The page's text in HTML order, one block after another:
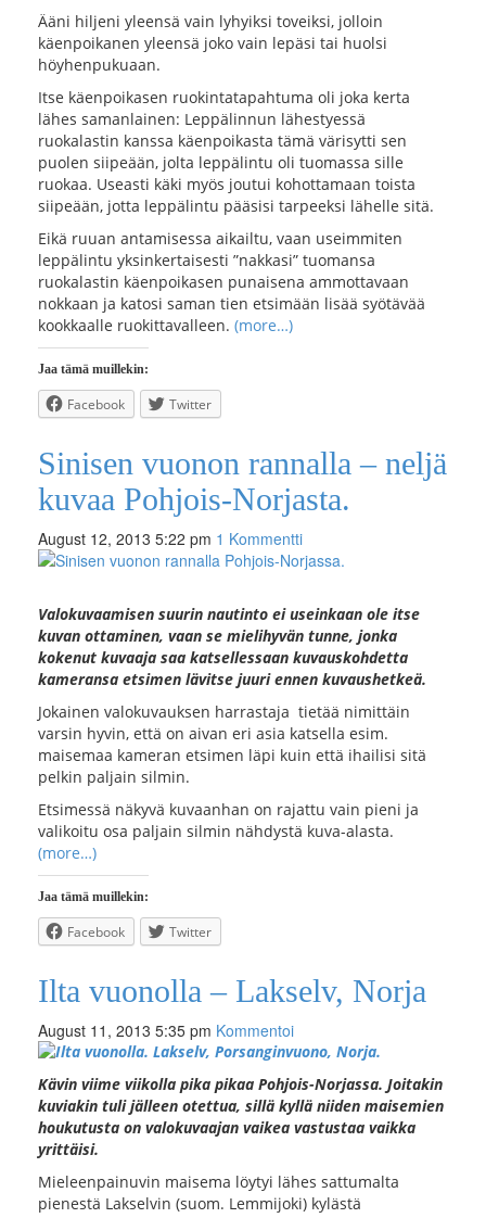
Ääni hiljeni yleensä vain lyhyiksi toveiksi, jolloin
käenpoikanen yleensä joko vain lepäsi tai huolsi
höyhenpukuaan.
Itse käenpoikasen ruokintatapahtuma oli joka kerta
lähes samanlainen: Leppälinnun lähestyessä
ruokalastin kanssa käenpoikasta tämä värisytti sen
puolen siipeään, jolta leppälintu oli tuomassa sille
ruokaa. Useasti käki myös joutui kohottamaan toista
siipeään, jotta leppälintu pääsisi tarpeeksi lähelle sitä.
Eikä ruuan antamisessa aikailtu, vaan useimmiten
leppälintu yksinkertaisesti ”nakkasi” tuomansa
ruokalastin käenpoikasen punaisena ammottavaan
nokkaan ja katosi saman tien etsimään lisää syötävää
kookkaalle ruokittavalleen. (more…)
Jaa tämä muillekin:
Facebook Twitter
Sinisen vuonon rannalla – neljä
kuvaa Pohjois-Norjasta.
August 12, 2013 5:22 pm 1 Kommentti
Valokuvaamisen suurin nautinto ei useinkaan ole itse
kuvan ottaminen, vaan se mielihyvän tunne, jonka
kokenut kuvaaja saa katsellessaan kuvauskohdetta
kameransa etsimen lävitse juuri ennen kuvaushetkeä.
Jokainen valokuvauksen harrastaja tietää nimittäin
varsin hyvin, että on aivan eri asia katsella esim.
maisemaa kameran etsimen läpi kuin että ihailisi sitä
pelkin paljain silmin.
Etsimessä näkyvä kuvaanhan on rajattu vain pieni ja
valikoitu osa paljain silmin nähdystä kuva-alasta.
(more…)
Jaa tämä muillekin:
Facebook Twitter
Ilta vuonolla – Lakselv, Norja
August 11, 2013 5:35 pm Kommentoi
Kävin viime viikolla pika pikaa Pohjois-Norjassa. Joitakin
kuviakin tuli jälleen otettua, sillä kyllä niiden maisemien
houkutusta on valokuvaajan vaikea vastustaa vaikka
yrittäisi.
Mieleenpainuvin maisema löytyi lähes sattumalta
pienestä Lakselvin (suom. Lemmijoki) kylästä